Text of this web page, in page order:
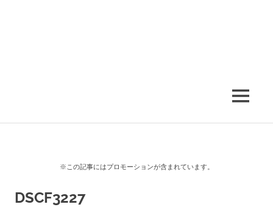
MENU
※この記事にはプロモーションが含まれています。
DSCF3227